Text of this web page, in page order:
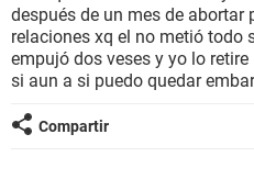
SEXUALIDAD
GLOSARIO
después de un mes de abortar
relaciones xq el no metió todo
empujó dos veses y yo lo
si aun a si puedo quedar
Compartir